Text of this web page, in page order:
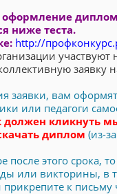
ниже теста.
http://
заявку
заявки, вам
или педагоги
кликнуть
диплом (из-
этого срока, то
или викторины, в
к письму